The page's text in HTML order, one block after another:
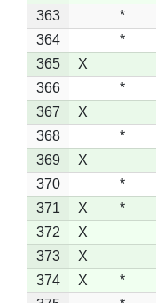
363
*
364
*
365
X
366
*
367
X
368
*
369
X
370
*
371
X *
372
X
373
X
374
X *